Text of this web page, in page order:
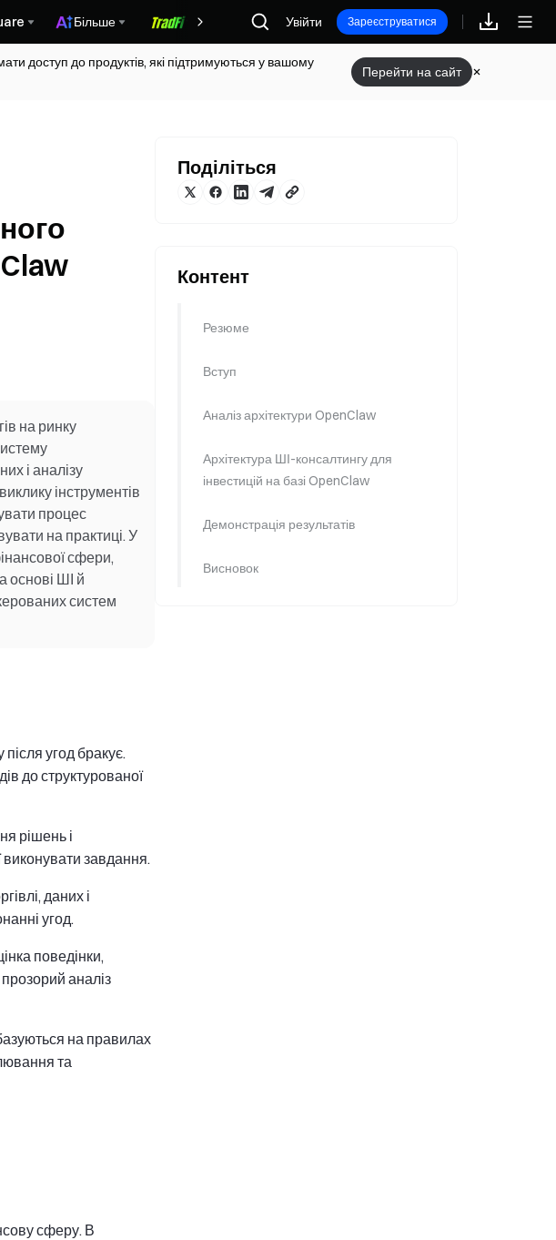
Більше Винагороди
Увійти Зареєструватися
доступ до продуктів, які підтримуються у вашому
Перейти на сайт
на ринку
і аналізу
інструментів
процес
на практиці. У
сфери,
основі ШІ й
систем
угод бракує.
до структурованої
рішень і
виконувати завдання.
даних і
угод.
поведінки,
прозорий аналіз
на правилах
та
сферу. В
Поділіться
Контент
Резюме
Вступ
Аналіз архітектури OpenClaw
Архітектура ШІ-консалтингу для
інвестицій на базі OpenClaw
Демонстрація результатів
Висновок